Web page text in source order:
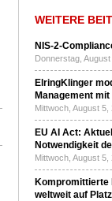
WEITERE
NIS-2-
Donnerstag,
ElringKlinger
Management
Mittwoch, August
EU AI Act:
Notwendigkeit
Mittwoch, August
Kompromittierte
weltweit auf